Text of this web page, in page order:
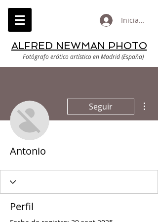
Iniciar
ALFRED NEWMAN PHOTO
Fotógrafo erótico artístico en Madrid (España)
Seguir
Antonio
Perfil